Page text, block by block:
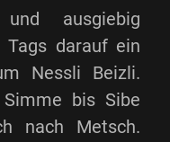
ausgiebig
Tags darauf ein
Nessli Beizli.
bis Sibe
nach Metsch.